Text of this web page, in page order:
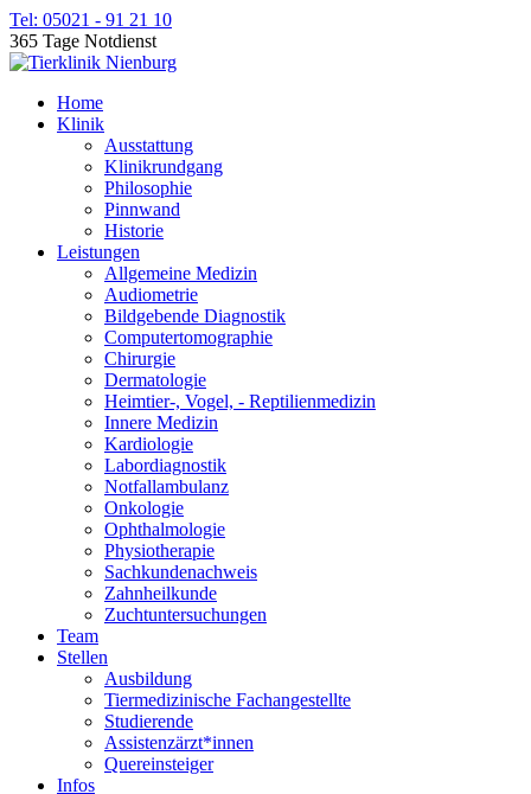
Tel: 05021 - 91 21 10
365 Tage Notdienst
Home
Klinik
Ausstattung
Klinikrundgang
Philosophie
Pinnwand
Historie
Leistungen
Allgemeine Medizin
Audiometrie
Bildgebende Diagnostik
Computertomographie
Chirurgie
Dermatologie
Heimtier-, Vogel, - Reptilienmedizin
Innere Medizin
Kardiologie
Labordiagnostik
Notfallambulanz
Onkologie
Ophthalmologie
Physiotherapie
Sachkundenachweis
Zahnheilkunde
Zuchtuntersuchungen
Team
Stellen
Ausbildung
Tiermedizinische Fachangestellte
Studierende
Assistenzärzt*innen
Quereinsteiger
Infos